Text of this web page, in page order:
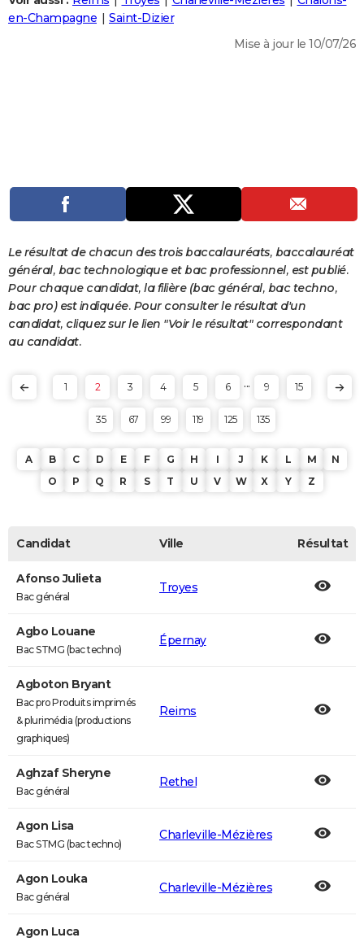
Destinations
City break
Voyage nature
Voyage de noces
Forum
Climat
+
PHOTO
PROGRAMME TV
S'inscrire
Se connecter
Lycées
Collèges
Primaires
Universités
Entreprises
Service militaire
Avis de recherche
AVIS DE DÉCÈS
FORUM
Bricolage
Lifestyle
Culture
Sport
Auto
Television
Voyage
Cinema
en-Champagne
Saint-Dizier
Mise à jour le 10/07/26
Le résultat de chacun des trois baccalauréats, baccalauréat
général, bac technologique et bac professionnel, est publié.
Pour chaque candidat, la filière (bac général, bac techno,
bac pro) est indiquée. Pour consulter le résultat d'un
candidat, cliquez sur le lien "Voir le résultat" correspondant
au candidat.
1 2 3 4 5 6 ... 9 15
35 67 99 119 125 135
A B C D E F G H I J K L M
N
O
P Q R S T U V W X Y Z
Candidat Ville Résultat
Afonso Julieta
Bac général
Troyes
Agbo Louane
Bac STMG (bac techno)
Épernay
Agboton Bryant
Bac pro Produits imprimés
& plurimédia (productions
graphiques)
Reims
Aghzaf Sheryne
Bac général
Rethel
Agon Lisa
Bac STMG (bac techno)
Charleville-Mézières
Agon Louka
Bac général
Charleville-Mézières
Agon Luca